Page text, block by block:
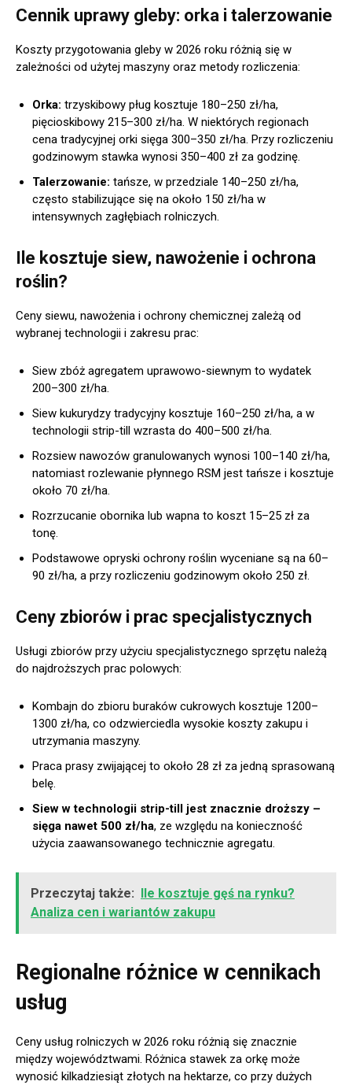
Cennik uprawy gleby: orka i talerzowanie
Koszty przygotowania gleby w 2026 roku różnią się w
zależności od użytej maszyny oraz metody rozliczenia:
Orka: trzyskibowy pług kosztuje 180–250 zł/ha,
pięcioskibowy 215–300 zł/ha. W niektórych regionach
cena tradycyjnej orki sięga 300–350 zł/ha. Przy rozliczeniu
godzinowym stawka wynosi 350–400 zł za godzinę.
Talerzowanie: tańsze, w przedziale 140–250 zł/ha,
często stabilizujące się na około 150 zł/ha w
intensywnych zagłębiach rolniczych.
Ile kosztuje siew, nawożenie i ochrona
roślin?
Ceny siewu, nawożenia i ochrony chemicznej zależą od
wybranej technologii i zakresu prac:
Siew zbóż agregatem uprawowo-siewnym to wydatek
200–300 zł/ha.
Siew kukurydzy tradycyjny kosztuje 160–250 zł/ha, a w
technologii strip-till wzrasta do 400–500 zł/ha.
Rozsiew nawozów granulowanych wynosi 100–140 zł/ha,
natomiast rozlewanie płynnego RSM jest tańsze i kosztuje
około 70 zł/ha.
Rozrzucanie obornika lub wapna to koszt 15–25 zł za
tonę.
Podstawowe opryski ochrony roślin wyceniane są na 60–
90 zł/ha, a przy rozliczeniu godzinowym około 250 zł.
Ceny zbiorów i prac specjalistycznych
Usługi zbiorów przy użyciu specjalistycznego sprzętu należą
do najdroższych prac polowych:
Kombajn do zbioru buraków cukrowych kosztuje 1200–
1300 zł/ha, co odzwierciedla wysokie koszty zakupu i
utrzymania maszyny.
Praca prasy zwijającej to około 28 zł za jedną sprasowaną
belę.
Siew w technologii strip-till jest znacznie droższy –
sięga nawet 500 zł/ha, ze względu na konieczność
użycia zaawansowanego technicznie agregatu.
Przeczytaj także:
Ile kosztuje gęś na rynku?
Analiza cen i wariantów zakupu
Regionalne różnice w cennikach
usług
Ceny usług rolniczych w 2026 roku różnią się znacznie
między województwami. Różnica stawek za orkę może
wynosić kilkadziesiąt złotych na hektarze, co przy dużych